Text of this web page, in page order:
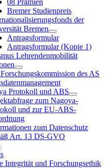
Bremer Studienpreis
der
Bremen
Antragsformular
Antragsformular (Kopie 1)
Lehrendenmobilität
des AS
Protokoll und ABS
zum Nagoya-
und zur EU-ABS-
zum Datenschutz
Art. 13 DS-GVO
Integrität und Forschungsethik